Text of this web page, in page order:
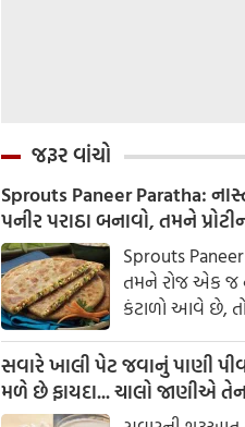
જરૂર વાંચો
Sprouts Paneer Paratha:
પનીર પરાઠા બનાવો, તમને
મળશે
Sprouts Paneer
તમને રોજ એક જ
કંટાળો આવે છે,
પરાઠા
માત્ર સ્વાદિષ્ટ જ
સ્વાસ્થ્ય માટે અતિ
સવારે ખાલી પેટ જવાનું પાણી
મળે છે ફાયદા... ચાલો જાણીએ
ઉપયોગ કરવાની યોગ્ય રીત